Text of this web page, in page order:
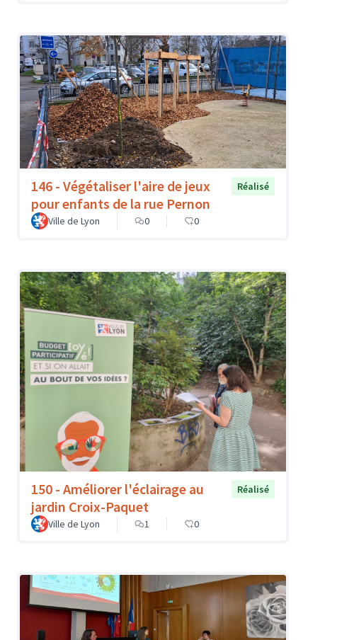
146 - Végétaliser l'aire de jeux
pour enfants de la rue Pernon
Réalisé
Ville de Lyon 0 0
150 - Améliorer l'éclairage au
jardin Croix-Paquet
Réalisé
Ville de Lyon 1 0